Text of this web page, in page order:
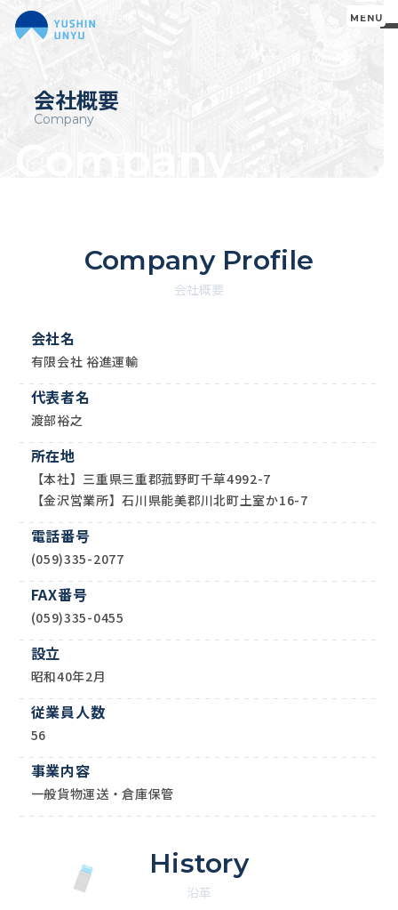
MENU
トップ
裕進診断
会社概要
Company
Company
Company Profile
会社概要
会社名
有限会社 裕進運輸
代表者名
渡部裕之
所在地
【本社】三重県三重郡菰野町千草4992-7
【金沢営業所】石川県能美郡川北町土室か16-7
電話番号
(059)335-2077
FAX番号
(059)335-0455
設立
昭和40年2月
従業員人数
56
事業内容
一般貨物運送・倉庫保管
History
沿革